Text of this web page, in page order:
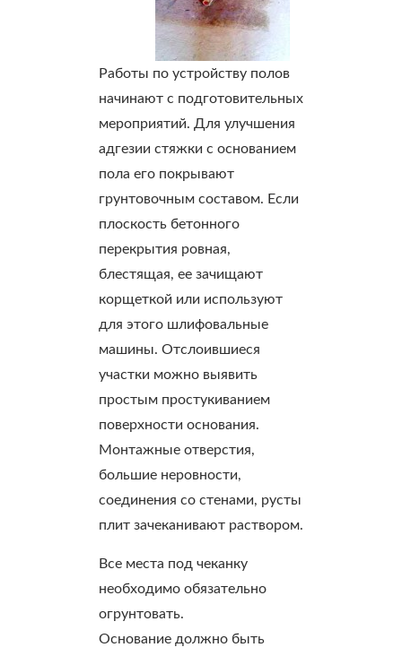
Работы по устройству полов
начинают с подготовительных
мероприятий. Для улучшения
адгезии стяжки с основанием
пола его покрывают
грунтовочным составом. Если
плоскость бетонного
перекрытия ровная,
блестящая, ее зачищают
корщеткой или используют
для этого шлифовальные
машины. Отслоившиеся
участки можно выявить
простым простукиванием
поверхности основания.
Монтажные отверстия,
большие неровности,
соединения со стенами, русты
плит зачеканивают раствором.
Все места под чеканку
необходимо обязательно
огрунтовать.
Основание должно быть